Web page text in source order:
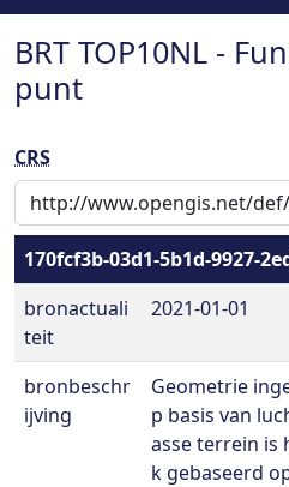
BRT TOP10NL -
punt
CRS
170fcf3b-03d1-5b1d-9927-
bronactuali
teit
2021-01-01
bronbeschr
ijving
Geometrie
p basis van
asse terrein is
k gebaseerd